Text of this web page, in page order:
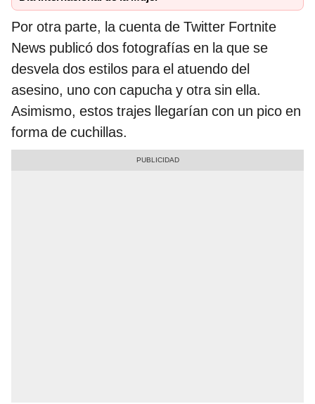
Por otra parte, la cuenta de Twitter Fortnite
News publicó dos fotografías en la que se
desvela dos estilos para el atuendo del
asesino, uno con capucha y otra sin ella.
Asimismo, estos trajes llegarían con un pico en
forma de cuchillas.